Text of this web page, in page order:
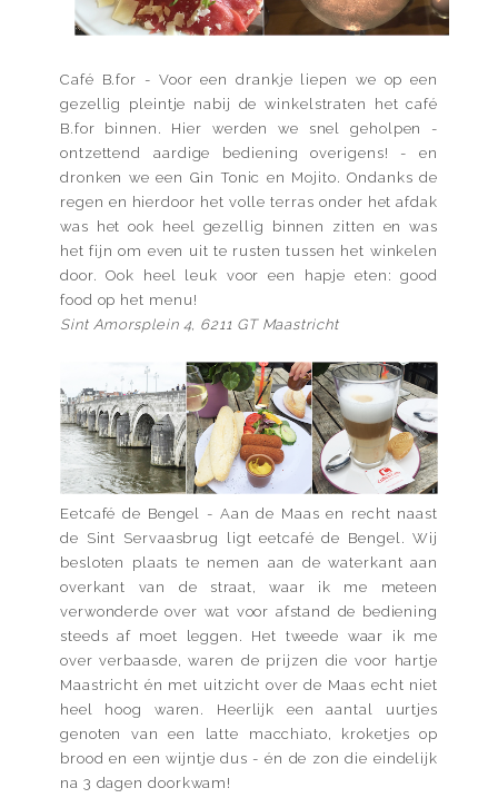
Café B.for - Voor een drankje liepen we op een
gezellig pleintje nabij de winkelstraten het café
B.for binnen. Hier werden we snel geholpen -
ontzettend aardige bediening overigens! - en
dronken we een Gin Tonic en Mojito. Ondanks de
regen en hierdoor het volle terras onder het afdak
was het ook heel gezellig binnen zitten en was
het fijn om even uit te rusten tussen het winkelen
door. Ook heel leuk voor een hapje eten: good
food op het menu!
Sint Amorsplein 4, 6211 GT Maastricht
Eetcafé de Bengel - Aan de Maas en recht naast
de Sint Servaasbrug ligt eetcafé de Bengel. Wij
besloten plaats te nemen aan de waterkant aan
overkant van de straat, waar ik me meteen
verwonderde over wat voor afstand de bediening
steeds af moet leggen. Het tweede waar ik me
over verbaasde, waren de prijzen die voor hartje
Maastricht én met uitzicht over de Maas echt niet
heel hoog waren. Heerlijk een aantal uurtjes
genoten van een latte macchiato, kroketjes op
brood en een wijntje dus - én de zon die eindelijk
na 3 dagen doorkwam!